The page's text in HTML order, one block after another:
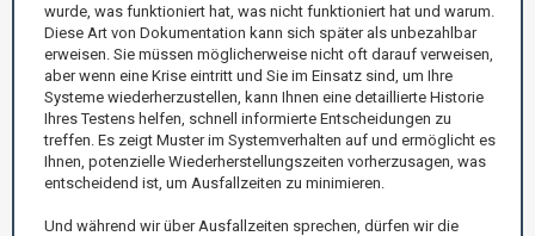
wurde, was funktioniert hat, was nicht funktioniert hat und warum.
Diese Art von Dokumentation kann sich später als unbezahlbar
erweisen. Sie müssen möglicherweise nicht oft darauf verweisen,
aber wenn eine Krise eintritt und Sie im Einsatz sind, um Ihre
Systeme wiederherzustellen, kann Ihnen eine detaillierte Historie
Ihres Testens helfen, schnell informierte Entscheidungen zu
treffen. Es zeigt Muster im Systemverhalten auf und ermöglicht es
Ihnen, potenzielle Wiederherstellungszeiten vorherzusagen, was
entscheidend ist, um Ausfallzeiten zu minimieren.
Und während wir über Ausfallzeiten sprechen, dürfen wir die